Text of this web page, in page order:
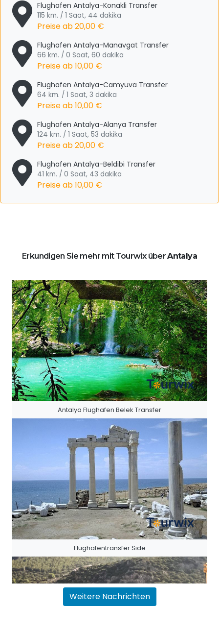
Flughafen Antalya-Konakli Transfer
115 km. / 1 Saat, 44 dakika
Preise ab20,00 €
Flughafen Antalya-Manavgat Transfer
66 km. / 0 Saat, 60 dakika
Preise ab10,00 €
Flughafen Antalya-Camyuva Transfer
64 km. / 1 Saat, 3 dakika
Preise ab10,00 €
Flughafen Antalya-Alanya Transfer
124 km. / 1 Saat, 53 dakika
Preise ab20,00 €
Flughafen Antalya-Beldibi Transfer
41 km. / 0 Saat, 43 dakika
Preise ab10,00 €
Erkundigen Sie mehr mit Tourwix überAntalya
Antalya Flughafen Belek Transfer
Flughafentransfer Side
Weitere Nachrichten